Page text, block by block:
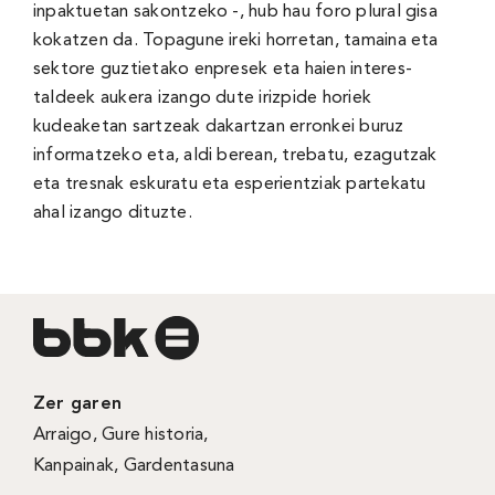
inpaktuetan sakontzeko -, hub hau foro plural gisa
kokatzen da. Topagune ireki horretan, tamaina eta
sektore guztietako enpresek eta haien interes-
taldeek aukera izango dute irizpide horiek
kudeaketan sartzeak dakartzan erronkei buruz
informatzeko eta, aldi berean, trebatu, ezagutzak
eta tresnak eskuratu eta esperientziak partekatu
ahal izango dituzte.
Zer garen
Arraigo,Gure historia,
Kanpainak, Gardentasuna